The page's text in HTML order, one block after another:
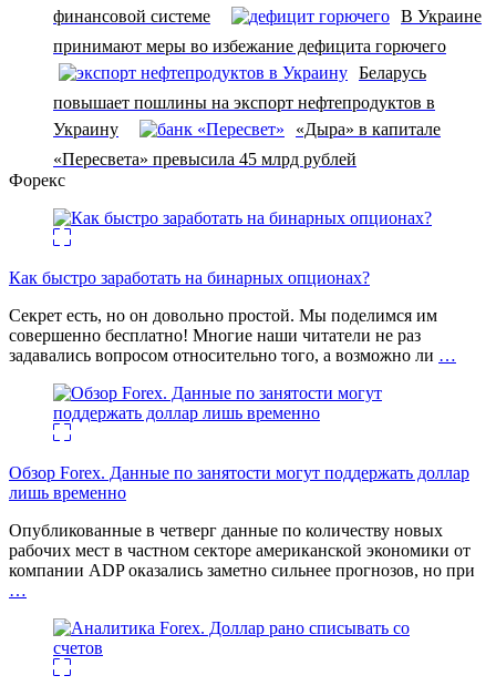
финансовой системе
В Украине
принимают меры во избежание дефицита горючего
Беларусь
повышает пошлины на экспорт нефтепродуктов в
Украину
«Дыра» в капитале
«Пересвета» превысила 45 млрд рублей
Форекс
Как быстро заработать на бинарных опционах?
Секрет есть, но он довольно простой. Мы поделимся им
совершенно бесплатно! Многие наши читатели не раз
задавались вопросом относительно того, а возможно ли …
Обзор Forex. Данные по занятости могут поддержать доллар
лишь временно
Опубликованные в четверг данные по количеству новых
рабочих мест в частном секторе американской экономики от
компании ADP оказались заметно сильнее прогнозов, но при
…